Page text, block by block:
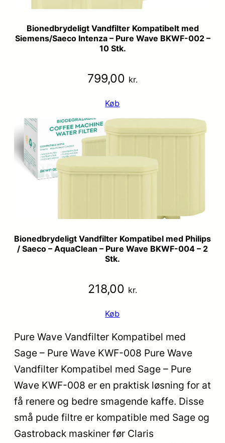
Bionedbrydeligt Vandfilter Kompatibelt med
Siemens/Saeco Intenza – Pure Wave BKWF-002 –
10 Stk.
799,00 kr.
Køb
Bionedbrydeligt Vandfilter Kompatibel med Philips
/ Saeco – AquaClean – Pure Wave BKWF-004 – 2
Stk.
218,00 kr.
Køb
Pure Wave Vandfilter Kompatibel med
Sage – Pure Wave KWF-008 Pure Wave
Vandfilter Kompatibel med Sage – Pure
Wave KWF-008 er en praktisk løsning for at
få renere og bedre smagende kaffe. Disse
små pude filtre er kompatible med Sage og
Gastroback maskiner før Claris